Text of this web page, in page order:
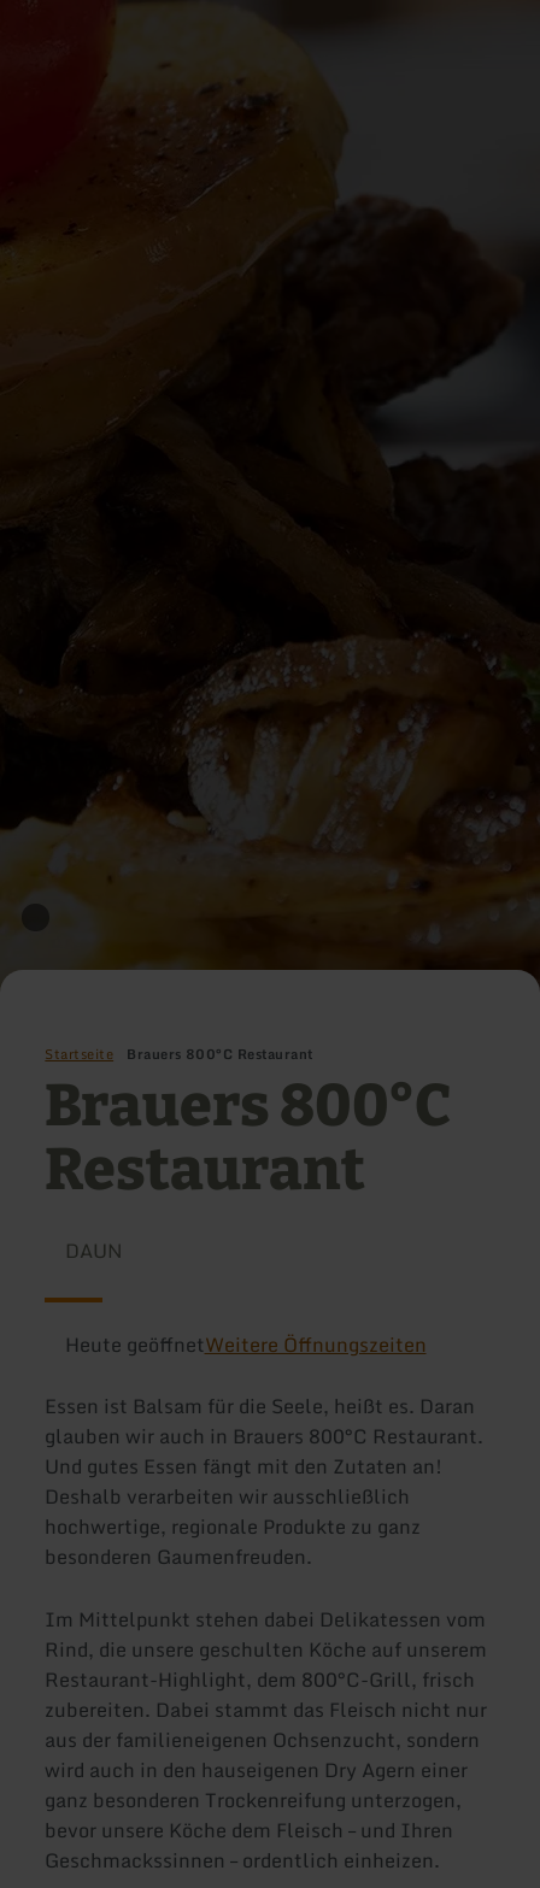
Startseite Brauers 800°C Restaurant
Brauers 800°C
Restaurant
DAUN
Heute geöffnetWeitere Öffnungszeiten
Essen ist Balsam für die Seele, heißt es. Daran
glauben wir auch in Brauers 800°C Restaurant.
Und gutes Essen fängt mit den Zutaten an!
Deshalb verarbeiten wir ausschließlich
hochwertige, regionale Produkte zu ganz
besonderen Gaumenfreuden.
Im Mittelpunkt stehen dabei Delikatessen vom
Rind, die unsere geschulten Köche auf unserem
Restaurant-Highlight, dem 800°C-Grill, frisch
zubereiten. Dabei stammt das Fleisch nicht nur
aus der familieneigenen Ochsenzucht, sondern
wird auch in den hauseigenen Dry Agern einer
ganz besonderen Trockenreifung unterzogen,
bevor unsere Köche dem Fleisch – und Ihren
Geschmackssinnen – ordentlich einheizen.